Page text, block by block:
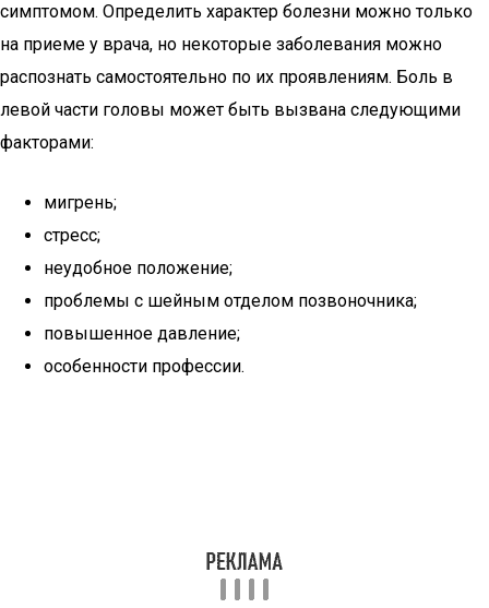
симптомом. Определить характер болезни можно только
на приеме у врача, но некоторые заболевания можно
распознать самостоятельно по их проявлениям. Боль в
левой части головы может быть вызвана следующими
факторами:
мигрень;
стресс;
неудобное положение;
проблемы с шейным отделом позвоночника;
повышенное давление;
особенности профессии.